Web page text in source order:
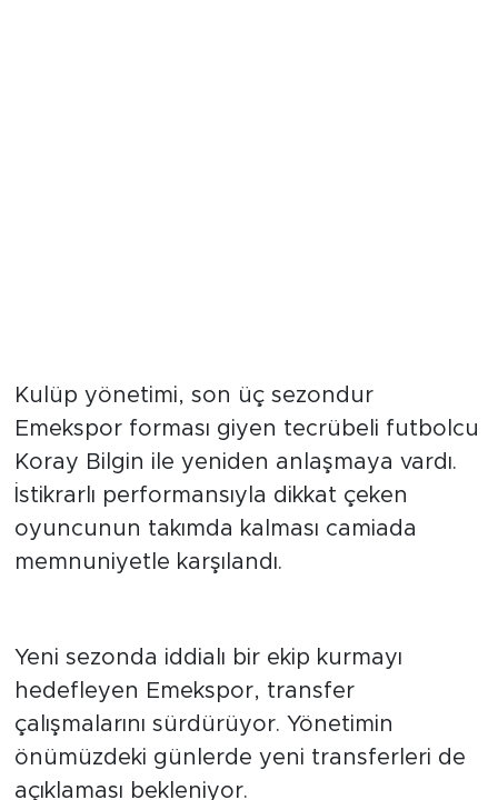
Kulüp yönetimi, son üç sezondur
Emekspor forması giyen tecrübeli futbolcu
Koray Bilgin ile yeniden anlaşmaya vardı.
İstikrarlı performansıyla dikkat çeken
oyuncunun takımda kalması camiada
memnuniyetle karşılandı.
Yeni sezonda iddialı bir ekip kurmayı
hedefleyen Emekspor, transfer
çalışmalarını sürdürüyor. Yönetimin
önümüzdeki günlerde yeni transferleri de
açıklaması bekleniyor.